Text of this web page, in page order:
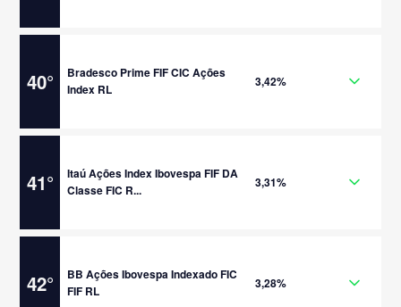
40°
Bradesco Prime FIF CIC Ações
Index RL
3,42%
41°
Itaú Ações Index Ibovespa FIF DA
Classe FIC R...
3,31%
42°
BB Ações Ibovespa Indexado FIC
FIF RL
3,28%